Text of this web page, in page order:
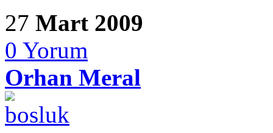
27 Mart 2009
0 Yorum
Orhan Meral